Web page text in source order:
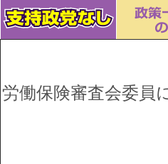
労働保険審査会委員